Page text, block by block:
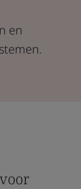
en